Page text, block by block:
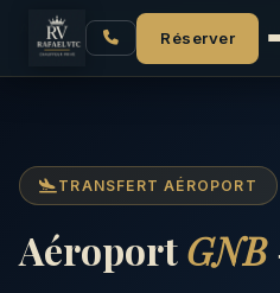
Réserver
Accueil Aéroport GNB
TRANSFERT AÉROPORT
AéroportGNB